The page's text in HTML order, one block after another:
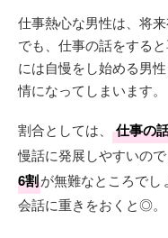
仕事熱心な男性は、将
でも、仕事の話をする
には自慢をし始める男
情になってしまいます。
割合としては、 仕事の
慢話に発展しやすいの
6割が無難なところで
会話に重きをおくと◎。